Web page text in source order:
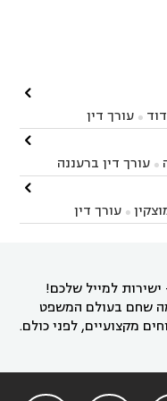

עורך דין
דין בגן יבנה
בקרית מלאכי

 עורך דין ברעננה
עורך דין בהוד
עורך דין בקדימה


עורך דין
עורך דין

למייל שלכם!
מה שחם בעולם המשפט
מקצועיים, לפני כולם.